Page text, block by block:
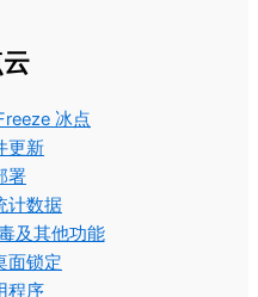
冰点
更新
署
计数据
及其他功能
面锁定
程序